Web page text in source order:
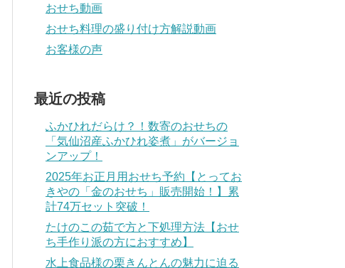
おせち動画
おせち料理の盛り付け方解説動画
お客様の声
最近の投稿
ふかひれだらけ？！数寄のおせちの
「気仙沼産ふかひれ姿煮」がバージョ
ンアップ！
2025年お正月用おせち予約【とってお
きやの「金のおせち」販売開始！】累
計74万セット突破！
たけのこの茹で方と下処理方法【おせ
ち手作り派の方におすすめ】
水上食品様の栗きんとんの魅力に迫る